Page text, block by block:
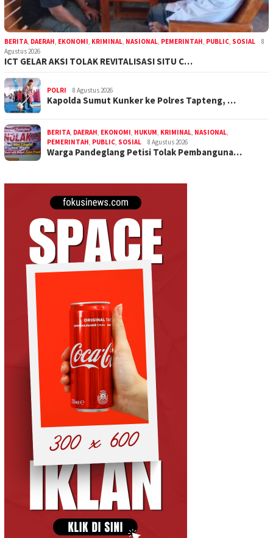
BERITA, DAERAH, EKONOMI, KRIMINAL, NASIONAL, PEMERINTAH, PUBLIC, SOSIAL
8
Agustus 2026
ICT GELAR AKSI TOLAK REVITALISASI SITU C…
POLRI 8 Agustus 2026
Kapolda Sumut Kunker ke Polres Tapteng, …
BERITA, DAERAH, EKONOMI, HUKUM, KRIMINAL, NASIONAL,
PEMERINTAH, PUBLIC, SOSIAL 8 Agustus 2026
Warga Pandeglang Petisi Tolak Pembanguna…